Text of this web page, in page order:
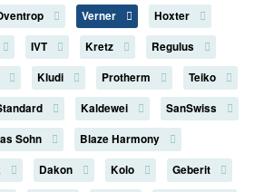
Verner
Hoxter
IVT Kretz
Regulus
Kludi Protherm
Teiko
Kaldewei
SanSwiss
Sohn
Blaze Harmony
Dakon Kolo
Geberit